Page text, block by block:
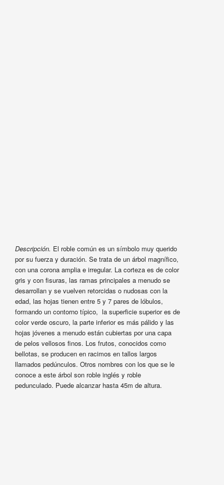
Descripción. El roble común es un símbolo muy querido
por su fuerza y duración. Se trata de un árbol magnífico,
con una corona amplia e irregular. La corteza es de color
gris y con fisuras, las ramas principales a menudo se
desarrollan y se vuelven retorcidas o nudosas con la
edad, las hojas tienen entre 5 y 7 pares de lóbulos,
formando un contorno típico, la superficie superior es de
color verde oscuro, la parte inferior es más pálido y las
hojas jóvenes a menudo están cubiertas por una capa
de pelos vellosos finos. Los frutos, conocidos como
bellotas, se producen en racimos en tallos largos
llamados pedúnculos. Otros nombres con los que se le
conoce a este árbol son roble inglés y roble
pedunculado. Puede alcanzar hasta 45m de altura.